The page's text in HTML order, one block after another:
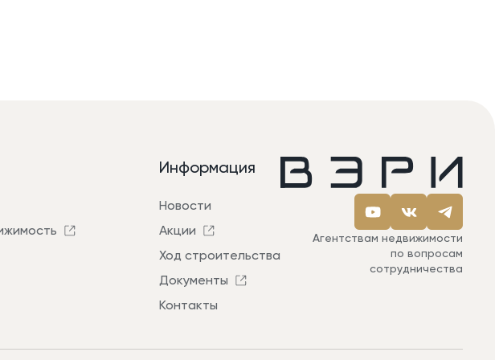
Информация
Новости
Акции
Ход строительства
Документы
Контакты
Агентствам недвижимости
по вопросам
сотрудничества